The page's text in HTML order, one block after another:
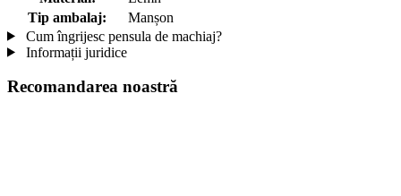
Tip ambalaj:
Manșon
Cum îngrijesc pensula de machiaj?
Informații juridice
Recomandarea noastră